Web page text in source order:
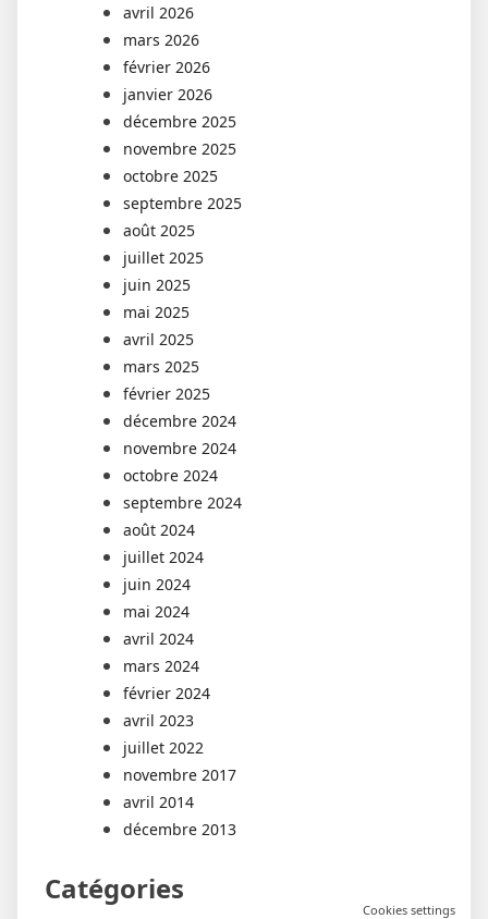
avril 2026
mars 2026
février 2026
janvier 2026
décembre 2025
novembre 2025
octobre 2025
septembre 2025
août 2025
juillet 2025
juin 2025
mai 2025
avril 2025
mars 2025
février 2025
décembre 2024
novembre 2024
octobre 2024
septembre 2024
août 2024
juillet 2024
juin 2024
mai 2024
avril 2024
mars 2024
février 2024
avril 2023
juillet 2022
novembre 2017
avril 2014
décembre 2013
Catégories
Cookies settings